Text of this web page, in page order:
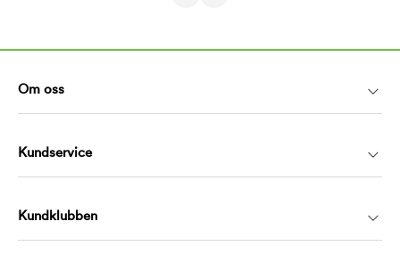
Om oss
Kundservice
Kundklubben